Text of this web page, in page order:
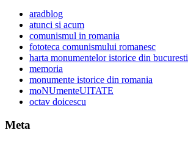
aradblog
atunci si acum
comunismul in romania
fototeca comunismului romanesc
harta monumentelor istorice din bucuresti
memoria
monumente istorice din romania
moNUmenteUITATE
octav doicescu
Meta